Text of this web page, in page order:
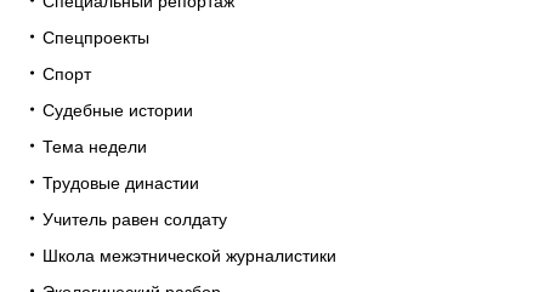
Спецпроекты
Спорт
Судебные истории
Тема недели
Трудовые династии
Учитель равен солдату
Школа межэтнической журналистики